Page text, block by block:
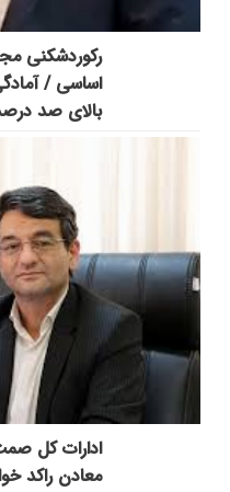
رکوردشکنی
اساسی /
بالای صد
ادارات کل صمت
معادن راکد